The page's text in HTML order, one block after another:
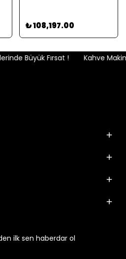
₺ 108,197.00
Büyük Fırsat ! Kahve
ilk sen haberdar ol